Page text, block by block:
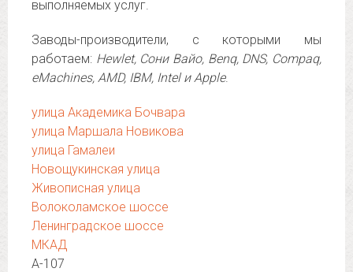
выполняемых услуг.
Заводы-производители, с которыми мы
работаем: Hewlet, Сони Вайо, Benq, DNS, Compaq,
eMachines, AMD, IBM, Intel и Apple.
улица Академика Бочвара
улица Маршала Новикова
улица Гамалеи
Новощукинская улица
Живописная улица
Волоколамское шоссе
Ленинградское шоссе
МКАД
А-107